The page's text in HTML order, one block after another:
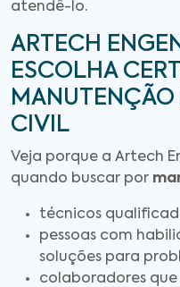
atendê-lo.
ARTECH
ESCOLHA
MANUTENÇÃO
CIVIL
Veja porque a Artech
quando buscar por
técnicos
pessoas com
soluções para
colaboradores